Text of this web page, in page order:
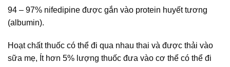
94 – 97% nifedipine được gắn vào protein huyết tương
(albumin).
Hoạt chất thuốc có thể đi qua nhau thai và được thải vào
sữa mẹ, Ít hơn 5% lượng thuốc đưa vào cơ thể có thể đi